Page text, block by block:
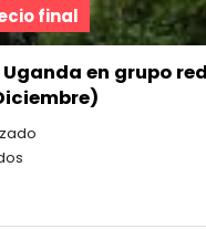
final
en grupo